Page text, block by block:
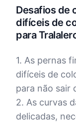
Desafios de
difíceis de
para
1. As pernas
difíceis de
para não sair
2. As curvas
delicadas,